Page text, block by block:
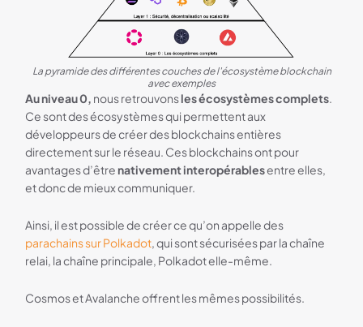
La pyramide des différentes couches de l'écosystème blockchain
avec exemples
Au niveau 0, nous retrouvonsles écosystèmes complets.
Ce sont des écosystèmes qui permettent aux
développeurs de créer des blockchains entières
directement sur le réseau. Ces blockchains ont pour
avantages d’être nativement interopérablesentre elles,
et donc de mieux communiquer.
Ainsi, il est possible de créer ce qu’on appelle des
parachains sur Polkadot, qui sont sécurisées par la chaîne
relai, la chaîne principale, Polkadot elle-même.
Cosmos et Avalanche offrent les mêmes possibilités.